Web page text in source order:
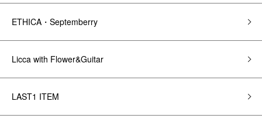
ETHICA・Septemberry
Licca with Flower&Guitar
LAST1 ITEM